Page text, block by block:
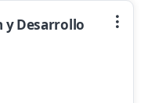
y Desarrollo